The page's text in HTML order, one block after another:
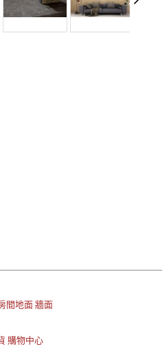
間地面 牆面
購物中心